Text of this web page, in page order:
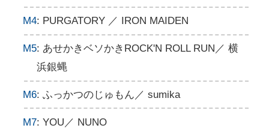
M4: PURGATORY ／ IRON MAIDEN
M5: あせかきベソかきROCK'N ROLL RUN／ 横
浜銀蝿
M6: ふっかつのじゅもん／ sumika
M7: YOU／ NUNO